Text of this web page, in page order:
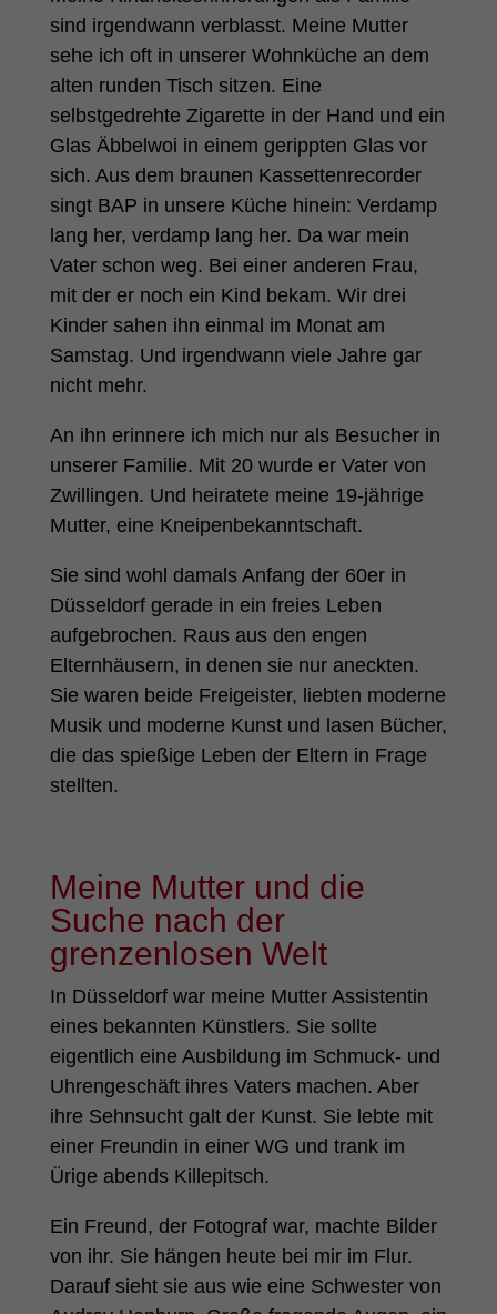
sind irgendwann verblasst. Meine Mutter
sehe ich oft in unserer Wohnküche an dem
alten runden Tisch sitzen. Eine
selbstgedrehte Zigarette in der Hand und ein
Glas Äbbelwoi in einem gerippten Glas vor
sich. Aus dem braunen Kassettenrecorder
singt BAP in unsere Küche hinein: Verdamp
lang her, verdamp lang her. Da war mein
Vater schon weg. Bei einer anderen Frau,
mit der er noch ein Kind bekam. Wir drei
Kinder sahen ihn einmal im Monat am
Samstag. Und irgendwann viele Jahre gar
nicht mehr.
An ihn erinnere ich mich nur als Besucher in
unserer Familie. Mit 20 wurde er Vater von
Zwillingen. Und heiratete meine 19-jährige
Mutter, eine Kneipenbekanntschaft.
Sie sind wohl damals Anfang der 60er in
Düsseldorf gerade in ein freies Leben
aufgebrochen. Raus aus den engen
Elternhäusern, in denen sie nur aneckten.
Sie waren beide Freigeister, liebten moderne
Musik und moderne Kunst und lasen Bücher,
die das spießige Leben der Eltern in Frage
stellten.
Meine Mutter und die
Suche nach der
grenzenlosen Welt
In Düsseldorf war meine Mutter Assistentin
eines bekannten Künstlers. Sie sollte
eigentlich eine Ausbildung im Schmuck- und
Uhrengeschäft ihres Vaters machen. Aber
ihre Sehnsucht galt der Kunst. Sie lebte mit
einer Freundin in einer WG und trank im
Ürige abends Killepitsch.
Ein Freund, der Fotograf war, machte Bilder
von ihr. Sie hängen heute bei mir im Flur.
Darauf sieht sie aus wie eine Schwester von